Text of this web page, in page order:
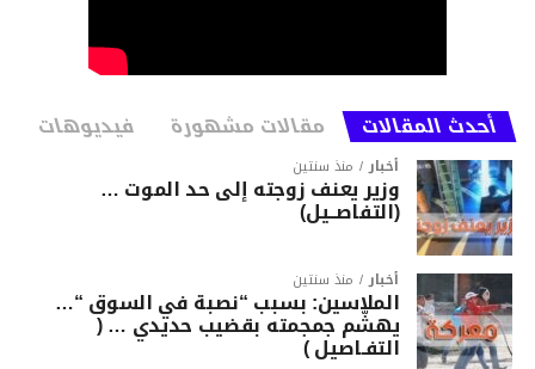
أحدث المقالات مقالات مشهورة فيديوهات
أخبار منذ سنتين
وزير يعنف زوجته إلى حد الموت …
(التفاصــيل)
أخبار منذ سنتين
الملاسين: بسبب “نصبة في السوق “…
يهشّم جمجمته بقضيب حديدي … (
التفـاصيل )